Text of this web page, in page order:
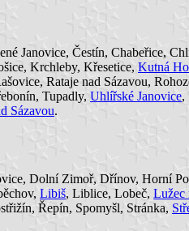
Janovice, Čestín, Chabeřice,
Krchleby, Křesetice, Kutná
Rataje nad Sázavou,
Tupadly, Uhlířské Janovice,
Sázavou.
Dolní Zimoř, Dřínov, Horní
Libiš, Liblice, Lobeč, Lužec
Řepín, Spomyšl, Stránka,